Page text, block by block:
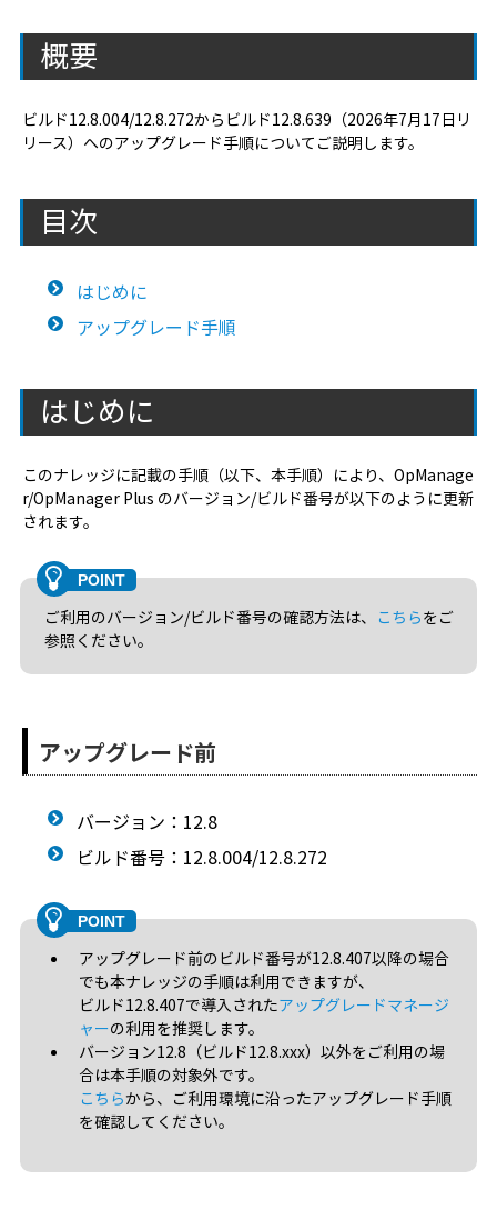
概要
ビルド12.8.004/12.8.272からビルド12.8.639（2026年7月17日リ
リース）へのアップグレード手順についてご説明します。
目次
はじめに
アップグレード手順
はじめに
このナレッジに記載の手順（以下、本手順）により、OpManage
r/OpManager Plus のバージョン/ビルド番号が以下のように更新
されます。
ご利用のバージョン/ビルド番号の確認方法は、 こちらをご
参照ください。
アップグレード前
バージョン：12.8
ビルド番号：12.8.004/12.8.272
アップグレード前のビルド番号が12.8.407以降の場合
でも本ナレッジの手順は利用できますが、
ビルド12.8.407で導入されたアップグレードマネージ
ャーの利用を推奨します。
バージョン12.8（ビルド12.8.xxx）以外をご利用の場
合は本手順の対象外です。
こちらから、ご利用環境に沿ったアップグレード手順
を確認してください。